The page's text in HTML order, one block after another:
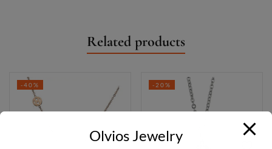
Related products
-40% -20%
Olvios Jewelry